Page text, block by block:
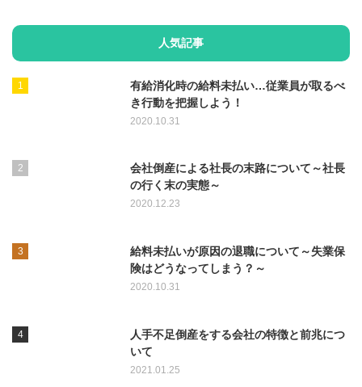
人気記事
有給消化時の給料未払い…従業員が取るべ
き行動を把握しよう！
2020.10.31
会社倒産による社長の末路について～社長
の行く末の実態～
2020.12.23
給料未払いが原因の退職について～失業保
険はどうなってしまう？～
2020.10.31
人手不足倒産をする会社の特徴と前兆につ
いて
2021.01.25